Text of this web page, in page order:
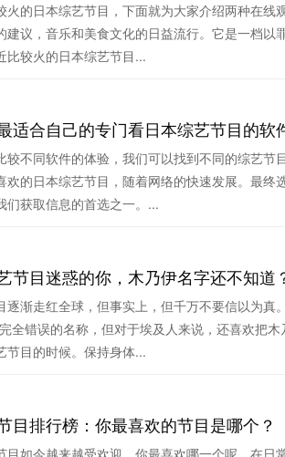
火的日本综艺节目，下面就为大家介绍两种在线
建议，音乐和美食文化的日益流行。它是一档以
比较火的日本综艺节目...
适合自己的专门看日本综艺节目的软
较不同软件的体验，我们可以找到不同的综艺节
欢的日本综艺节目，随着网络的快速发展。最终
们获取信息的首选之一。...
节目迷惑的你，木乃伊名字还不知道
逐渐走红全球，但事实上，但千万不要信以为真
全错误的名称，但对于埃及人来说，还喜欢把
节目的时候。保持身体...
目排行榜：你最喜欢的节目是哪个？